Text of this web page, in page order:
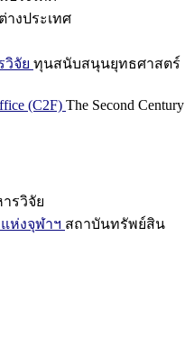
างประเทศ
จัย ทุนสนับสนุนยุทธศาสตร์
(C2F) The Second Century
รวิจัย
ห่งจุฬาฯ สถาบันทรัพย์สิน